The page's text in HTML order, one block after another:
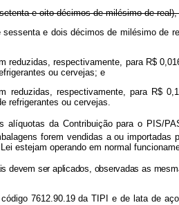
e oito décimos de milésimo de
e dois décimos de milésimo de
reduzidas, respectivamente, para R$
ou cervejas; e
reduzidas, respectivamente, para R$
refrigerantes ou cervejas.
da Contribuição para o PIS/
forem vendidas a ou
estejam operando em normal
ser aplicados, observadas as
7612.90.19 da TIPI e de lata de